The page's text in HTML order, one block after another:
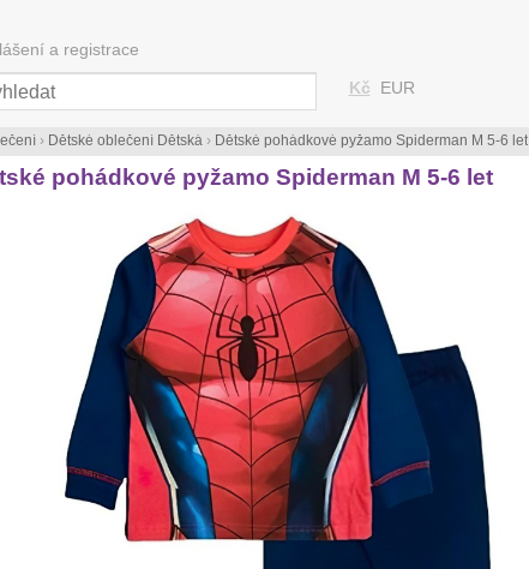
pohádkové pyžamo Spiderman M 5-6 let
› Dětské oblečení Dětská › Dětské pohádkové pyžamo Spiderman M 5-6 let
Kč EUR
a registrace